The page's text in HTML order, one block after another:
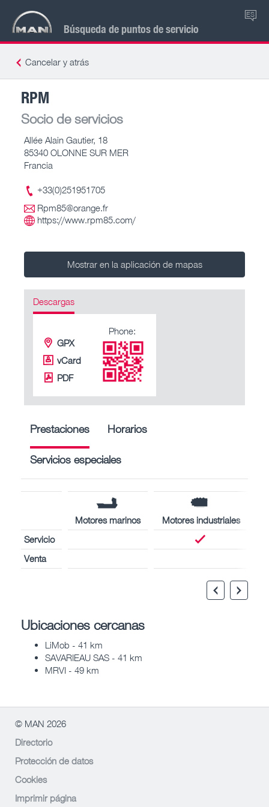
Búsqueda de puntos de servicio
ES
Cancelar y atrás
RPM
Socio de servicios
Allée Alain Gautier, 18
85340 OLONNE SUR MER
Francia
+33(0)251951705
Rpm85@orange.fr
https://www.rpm85.com/
Mostrar en la aplicación de mapas
Descargas
GPX
vCard
PDF
Phone:
Prestaciones Horarios
Servicios especiales
Motores marinos
Motores industriales
Servicio
Venta
Ubicaciones cercanas
LiMob - 41 km
SAVARIEAU SAS - 41 km
MRVI - 49 km
© MAN 2026
Directorio
Protección de datos
Cookies
Imprimir página